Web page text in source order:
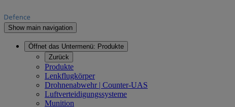
Show main navigation
Öffnet das Untermenü: Produkte
Zurück
Produkte
Lenkflugkörper
Drohnenabwehr | Counter-UAS
Luftverteidigungssysteme
Munition